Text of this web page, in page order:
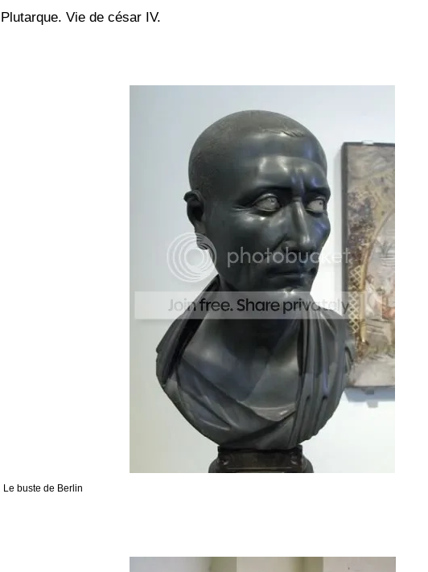
Plutarque. Vie de césar IV.
Le buste de Berlin